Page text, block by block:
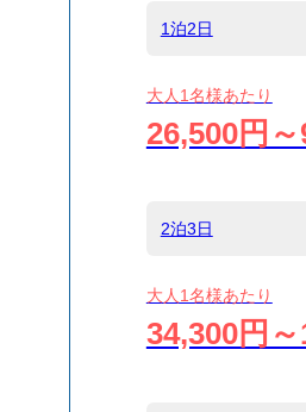
島
宿泊名
1泊2日
大人1名様あたり
26,500円～
2泊3日
大人1名様あたり
34,300円～